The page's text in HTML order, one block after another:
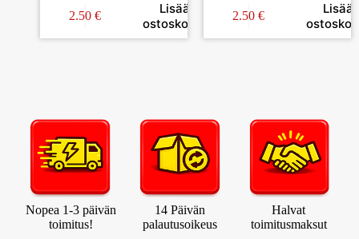
2.50 €
Lisää
ostoskoriin
2.50 €
Lisää
Nopea 1-3 päivän
toimitus!
14 Päivän
palautusoikeus
Halvat
toimitusmaksut